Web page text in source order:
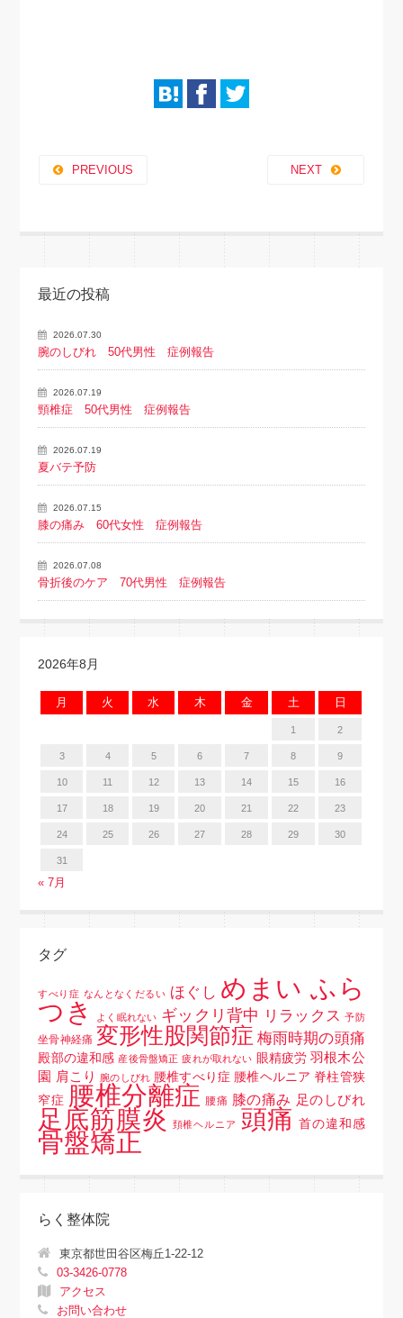
PREVIOUS NEXT
最近の投稿
2026.07.30
腕のしびれ 50代男性 症例報告
2026.07.19
頸椎症 50代男性 症例報告
2026.07.19
夏バテ予防
2026.07.15
膝の痛み 60代女性 症例報告
2026.07.08
骨折後のケア 70代男性 症例報告
2026年8月
月 火 水 木 金 土 日
1 2
3 4 5 6 7 8 9
10 11 12 13 14 15 16
17 18 19 20 21 22 23
24 25 26 27 28 29 30
31
« 7月
タグ
すべり症 なんとなくだるい ほぐし めまい ふら
つき
よく眠れない ギックリ背中 リラックス 予防
坐骨神経痛 変形性股関節症 梅雨時期の頭痛
殿部の違和感 産後骨盤矯正 疲れが取れない 眼精疲労 羽根木公
園 肩こり 腕のしびれ 腰椎すべり症 腰椎ヘルニア 脊柱管狭
窄症 腰椎分離症 腰痛 膝の痛み 足のしびれ
足底筋膜炎 頚椎ヘルニア 頭痛 首の違和感
骨盤矯正
らく整体院
東京都世田谷区梅丘1-22-12
03-3426-0778
アクセス
お問い合わせ